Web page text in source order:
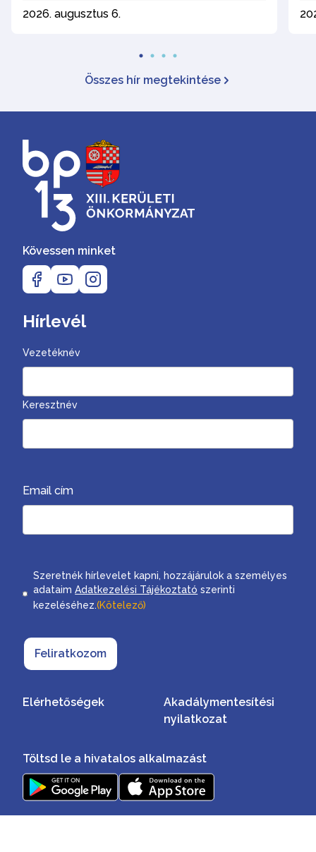
2026. augusztus 6.
Összes hír megtekintése
Kövessen minket
Hírlevél
Vezetéknév
Keresztnév
Email cím
Consent
Szeretnék hírlevelet kapni, hozzájárulok a személyes
adataimAdatkezelési Tájékoztató szerinti
kezeléséhez.(Kötelező)
Feliratkozom
Elérhetőségek
Akadálymentesítési
nyilatkozat
Töltsd le a hivatalos alkalmazást